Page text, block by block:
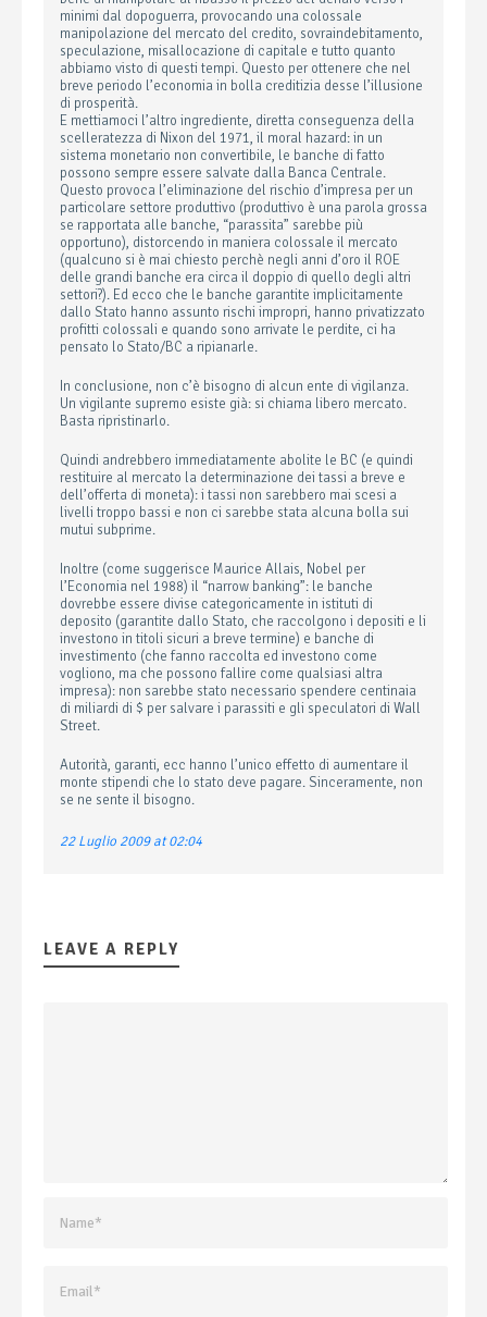
minimi dal dopoguerra, provocando una colossale
manipolazione del mercato del credito, sovraindebitamento,
speculazione, misallocazione di capitale e tutto quanto
abbiamo visto di questi tempi. Questo per ottenere che nel
breve periodo l’economia in bolla creditizia desse l’illusione
di prosperità.
E mettiamoci l’altro ingrediente, diretta conseguenza della
scelleratezza di Nixon del 1971, il moral hazard: in un
sistema monetario non convertibile, le banche di fatto
possono sempre essere salvate dalla Banca Centrale.
Questo provoca l’eliminazione del rischio d’impresa per un
particolare settore produttivo (produttivo è una parola grossa
se rapportata alle banche, “parassita” sarebbe più
opportuno), distorcendo in maniera colossale il mercato
(qualcuno si è mai chiesto perchè negli anni d’oro il ROE
delle grandi banche era circa il doppio di quello degli altri
settori?). Ed ecco che le banche garantite implicitamente
dallo Stato hanno assunto rischi impropri, hanno privatizzato
profitti colossali e quando sono arrivate le perdite, ci ha
pensato lo Stato/BC a ripianarle.
In conclusione, non c’è bisogno di alcun ente di vigilanza.
Un vigilante supremo esiste già: si chiama libero mercato.
Basta ripristinarlo.
Quindi andrebbero immediatamente abolite le BC (e quindi
restituire al mercato la determinazione dei tassi a breve e
dell’offerta di moneta): i tassi non sarebbero mai scesi a
livelli troppo bassi e non ci sarebbe stata alcuna bolla sui
mutui subprime.
Inoltre (come suggerisce Maurice Allais, Nobel per
l’Economia nel 1988) il “narrow banking”: le banche
dovrebbe essere divise categoricamente in istituti di
deposito (garantite dallo Stato, che raccolgono i depositi e li
investono in titoli sicuri a breve termine) e banche di
investimento (che fanno raccolta ed investono come
vogliono, ma che possono fallire come qualsiasi altra
impresa): non sarebbe stato necessario spendere centinaia
di miliardi di $ per salvare i parassiti e gli speculatori di Wall
Street.
Autorità, garanti, ecc hanno l’unico effetto di aumentare il
monte stipendi che lo stato deve pagare. Sinceramente, non
se ne sente il bisogno.
22 Luglio 2009 at 02:04
LEAVE A REPLY